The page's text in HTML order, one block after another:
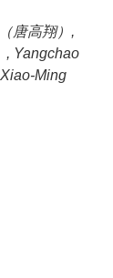
唐高翔）,
, Yangchao
Ming